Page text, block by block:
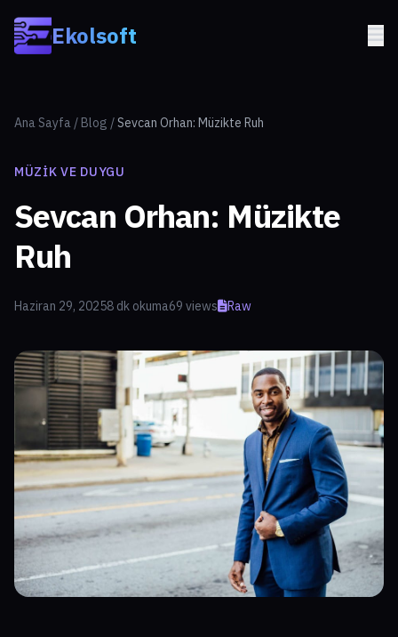
Ekolsoft
Ana Sayfa / Blog /Sevcan Orhan: Müzikte Ruh
MÜZIK VE DUYGU
Sevcan Orhan: Müzikte
Ruh
Haziran 29, 20258 dk okuma69 views Raw